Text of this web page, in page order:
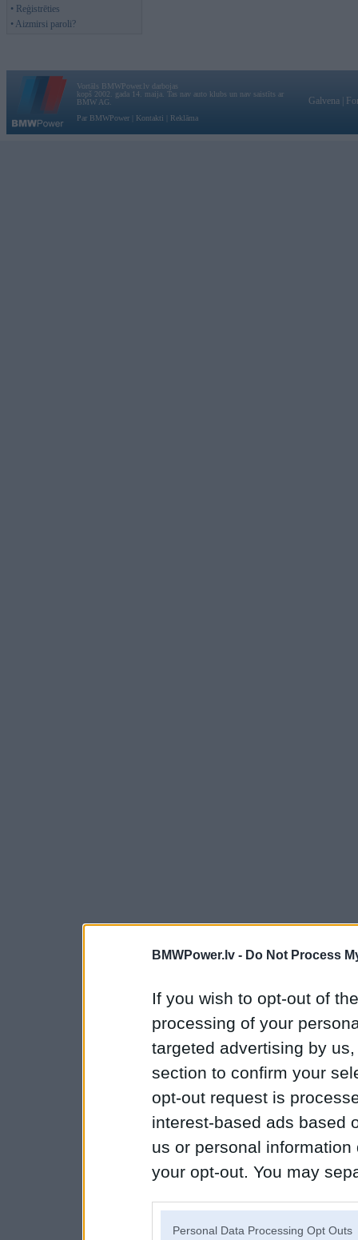
BMWPower.lv - Do Not Process
If you wish to opt-out of
processing of your
targeted advertising by
section to confirm your
opt-out request is
interest-based ads based
us or personal
your opt-out. You may
Personal Data Processing Opt Outs
• Reģistrēties
• Aizmirsi paroli?
Vortāls BMWPower.lv darbojas
kopš 2002. gada 14. maija. Tas nav auto klubs un nav saistīts ar
BMW AG.
Par BMWPower
Kontakti Reklāma
Galvena